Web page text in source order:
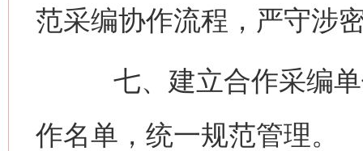
范采编协作流程，严守涉
七、建立合作采编单
作名单，统一规范管理。